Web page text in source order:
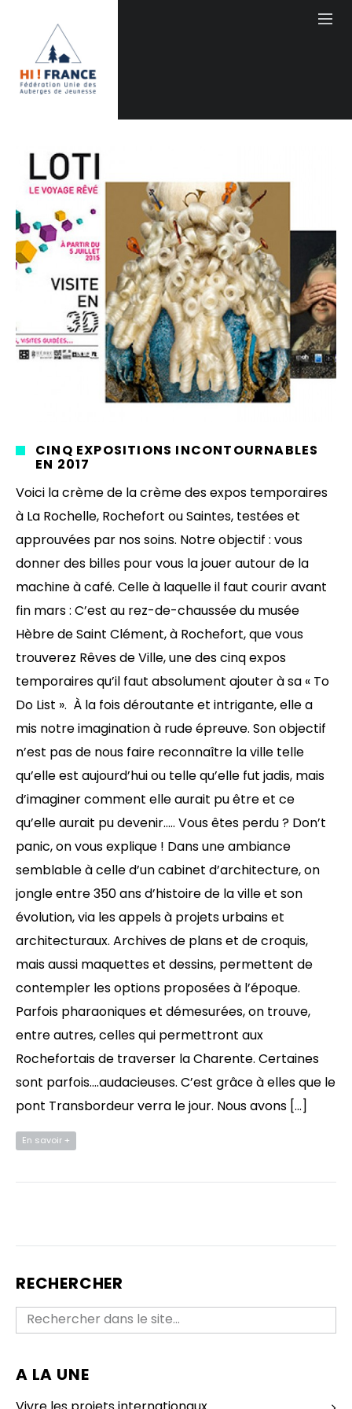
CINQ EXPOSITIONS INCONTOURNABLES
EN 2017
Voici la crème de la crème des expos temporaires
à La Rochelle, Rochefort ou Saintes, testées et
approuvées par nos soins. Notre objectif : vous
donner des billes pour vous la jouer autour de la
machine à café. Celle à laquelle il faut courir avant
fin mars : C’est au rez-de-chaussée du musée
Hèbre de Saint Clément, à Rochefort, que vous
trouverez Rêves de Ville, une des cinq expos
temporaires qu’il faut absolument ajouter à sa « To
Do List ». À la fois déroutante et intrigante, elle a
mis notre imagination à rude épreuve. Son objectif
n’est pas de nous faire reconnaître la ville telle
qu’elle est aujourd’hui ou telle qu’elle fut jadis, mais
d’imaginer comment elle aurait pu être et ce
qu’elle aurait pu devenir….. Vous êtes perdu ? Don’t
panic, on vous explique ! Dans une ambiance
semblable à celle d’un cabinet d’architecture, on
jongle entre 350 ans d’histoire de la ville et son
évolution, via les appels à projets urbains et
architecturaux. Archives de plans et de croquis,
mais aussi maquettes et dessins, permettent de
contempler les options proposées à l’époque.
Parfois pharaoniques et démesurées, on trouve,
entre autres, celles qui permettront aux
Rochefortais de traverser la Charente. Certaines
sont parfois….audacieuses. C’est grâce à elles que le
pont Transbordeur verra le jour. Nous avons […]
En savoir +
RECHERCHER
A LA UNE